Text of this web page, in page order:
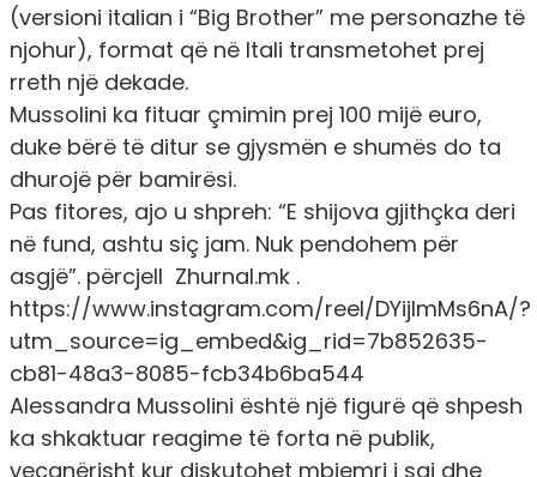
(versioni italian i “Big Brother” me personazhe të
njohur), format që në Itali transmetohet prej
rreth një dekade.
Mussolini ka fituar çmimin prej 100 mijë euro,
duke bërë të ditur se gjysmën e shumës do ta
dhurojë për bamirësi.
Pas fitores, ajo u shpreh: “E shijova gjithçka deri
në fund, ashtu siç jam. Nuk pendohem për
asgjë”. përcjell Zhurnal.mk .
https://www.instagram.com/reel/DYijlmMs6nA/?
utm_source=ig_embed&ig_rid=7b852635-
cb81-48a3-8085-fcb34b6ba544
Alessandra Mussolini është një figurë që shpesh
ka shkaktuar reagime të forta në publik,
veçanërisht kur diskutohet mbiemri i saj dhe